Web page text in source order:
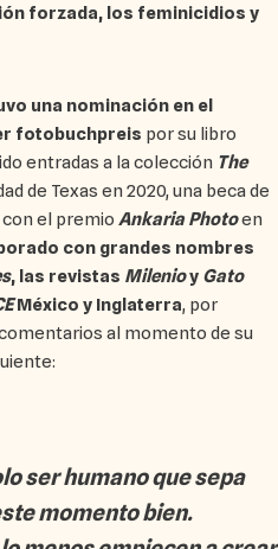
forzada, los feminicidios y
una nominación en el
fotobuchpreis por su libro
entradas a la colección The
de Texas en 2020, una beca de
con el premioAnkaria Photoen
con grandes nombres
, las revistas Milenioy Gato
México y Inglaterra, por
al momento de su
ser humano que sepa
momento bien.